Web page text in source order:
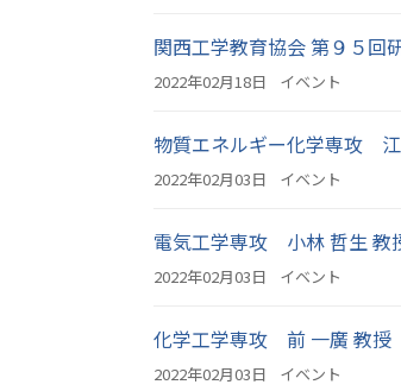
関西工学教育協会 第９５回
2022年02月18日 イベント
物質エネルギー化学専攻
2022年02月03日 イベント
電気工学専攻 小林 哲生
2022年02月03日 イベント
化学工学専攻 前 一廣 教
2022年02月03日 イベント